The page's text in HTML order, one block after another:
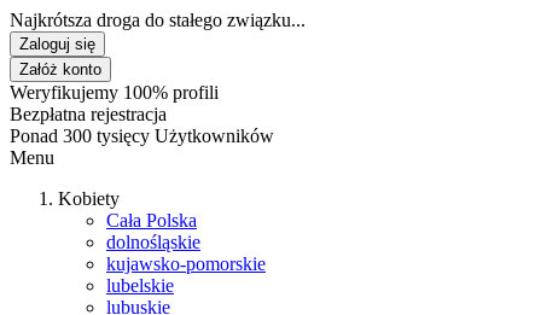
Najkrótsza droga do stałego związku...
Zaloguj się
Załóż konto
Weryfikujemy 100% profili
Bezpłatna rejestracja
Ponad 300 tysięcy Użytkowników
Menu
Kobiety
Cała Polska
dolnośląskie
kujawsko-pomorskie
lubelskie
lubuskie